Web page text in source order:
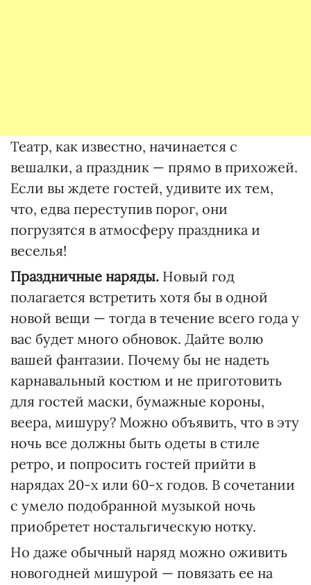
Театр, как известно, начинается с
вешалки, а праздник — прямо в прихожей.
Если вы ждете гостей, удивите их тем,
что, едва переступив порог, они
погрузятся в атмосферу праздника и
веселья!
Праздничные наряды. Новый год
полагается встретить хотя бы в одной
новой вещи — тогда в течение всего года у
вас будет много обновок. Дайте волю
вашей фантазии. Почему бы не надеть
карнавальный костюм и не приготовить
для гостей маски, бумажные короны,
веера, мишуру? Можно объявить, что в эту
ночь все должны быть одеты в стиле
ретро, и попросить гостей прийти в
нарядах 20-х или 60-х годов. В сочетании
с умело подобранной музыкой ночь
приобретет ностальгическую нотку.
Но даже обычный наряд можно оживить
новогодней мишурой — повязать ее на